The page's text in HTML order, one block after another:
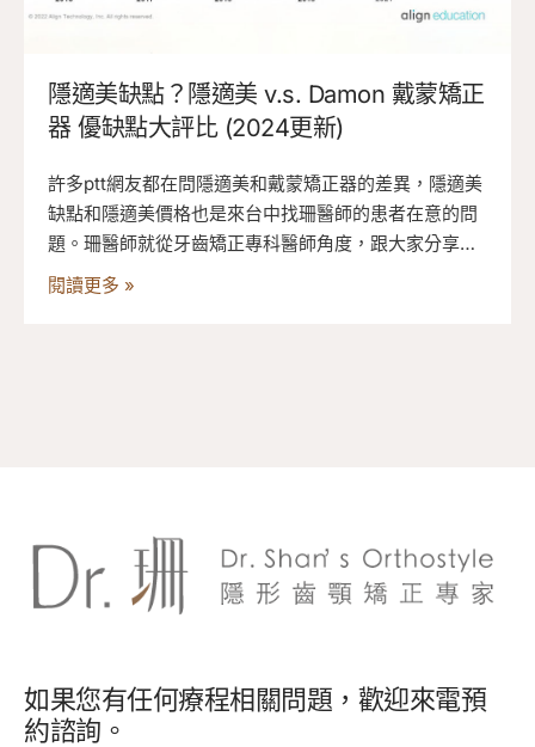
隱適美缺點？隱適美 v.s. Damon 戴蒙矯正
器 優缺點大評比 (2024更新)
許多ptt網友都在問隱適美和戴蒙矯正器的差異，隱適美
缺點和隱適美價格也是來台中找珊醫師的患者在意的問
題。珊醫師就從牙齒矯正專科醫師角度，跟大家分享這
二大門派的優缺點吧！
閱讀更多 »
如果您有任何療程相關問題，歡迎來電預
約諮詢。